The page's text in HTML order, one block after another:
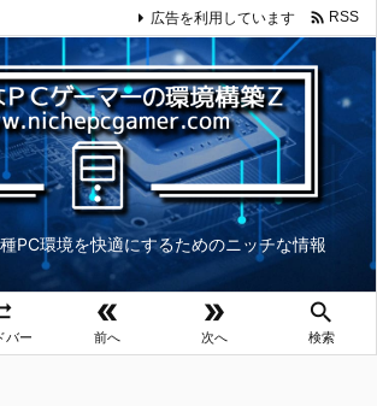
PC環境を快適にするためのニッチな情報
バー

前へ

次へ

検索
広告を利用しています  RSS